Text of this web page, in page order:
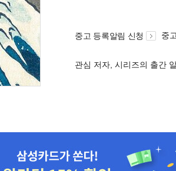
중고 등록알림 신청 중
관심 저자, 시리즈의 출간